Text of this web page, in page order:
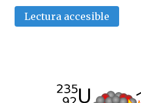
Lectura accesible